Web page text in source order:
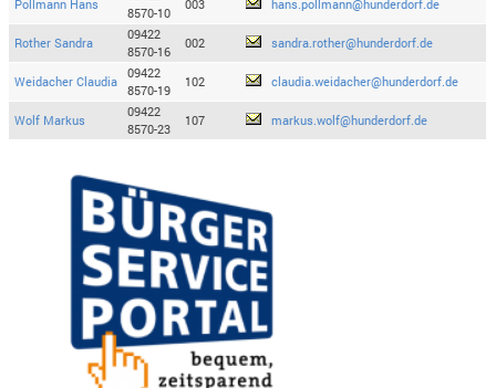
Pollmann Hans
8570-10
003 hans.pollmann@hunderdorf.de
Rother Sandra
09422
8570-16
002 sandra.rother@hunderdorf.de
Weidacher Claudia
09422
8570-19
102 claudia.weidacher@hunderdorf.de
Wolf Markus
09422
8570-23
107 markus.wolf@hunderdorf.de